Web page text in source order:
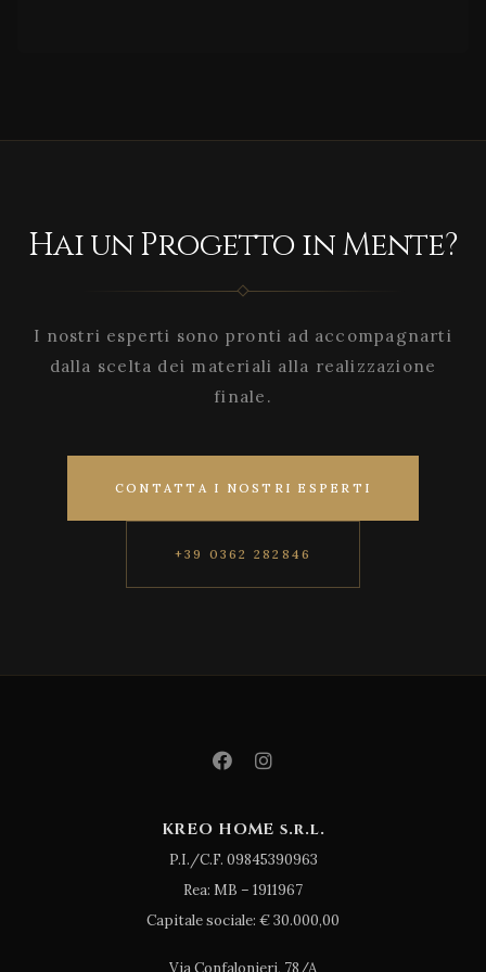
Hai un Progetto in Mente?
I nostri esperti sono pronti ad accompagnarti
dalla scelta dei materiali alla realizzazione
finale.
CONTATTA I NOSTRI ESPERTI
+39 0362 282846
KREO HOME s.r.l.
P.I./C.F. 09845390963
Rea: MB – 1911967
Capitale sociale: € 30.000,00
Via Confalonieri, 78/A